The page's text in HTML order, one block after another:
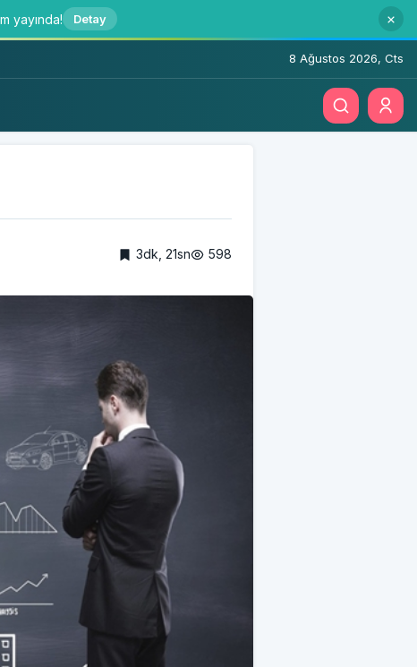
yayında! Detay
8 Ağustos 2026, Cts
3dk, 21sn 598